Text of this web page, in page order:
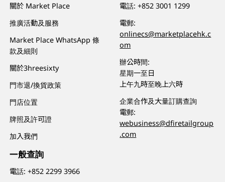
關於 Market Place
推廣活動及服務
Market Place WhatsApp 條
款及細則
關於3hreesixty
門市退/換貨政策
門店位置
牌照及許可證
加入我們
一般查詢
電話:+852 2299 3966
電話:+852 3001 1299
電郵:
onlinecs@marketplacehk.c
om
辦公時間:
星期一至日
上午九時至晚上六時
企業合作及大量訂購查詢
電郵:
webusiness@dfiretailgroup
.com